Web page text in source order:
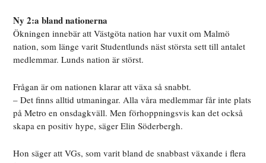
Ny 2:a bland nationerna
Ökningen innebär att Västgöta nation har vuxit om Malmö
nation, som länge varit Studentlunds näst största sett till antalet
medlemmar. Lunds nation är störst.
Frågan är om nationen klarar att växa så snabbt.
– Det finns alltid utmaningar. Alla våra medlemmar får inte plats
på Metro en onsdagkväll. Men förhoppningsvis kan det också
skapa en positiv hype, säger Elin Söderbergh.
Hon säger att VGs, som varit bland de snabbast växande i flera